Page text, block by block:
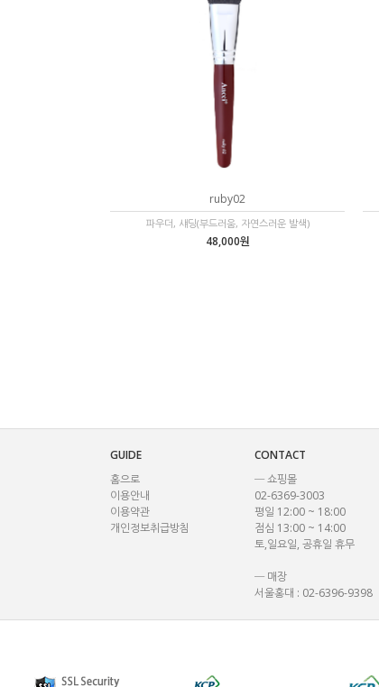
ruby02
파우더, 섀딩(부드러움, 자연스러운 발색)
48,000원
GUIDE
홈으로
이용안내
이용약관
개인정보취급방침
CONTACT
─ 쇼핑몰
02-6369-3003
평일 12:00 ~ 18:00
점심 13:00 ~ 14:00
토,일요일, 공휴일 휴무
─ 매장
서울홍대 : 02-6396-9398